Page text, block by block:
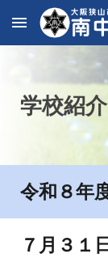
Skip to main
学校紹介
令和８年
７ 月 ３１